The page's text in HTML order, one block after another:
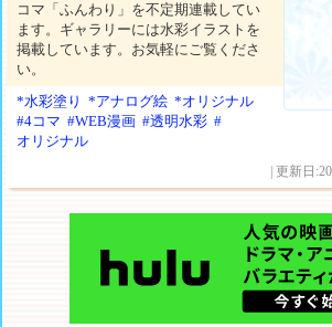
コマ「ふんわり」を不定期連載してい
ます。ギャラリーには水彩イラストを
掲載しています。お気軽にご覧くださ
い。
*水彩塗り
*アナログ絵 *オリジナル
#4コマ #WEB漫画 #透明水彩 #
オリジナル
| 更新日